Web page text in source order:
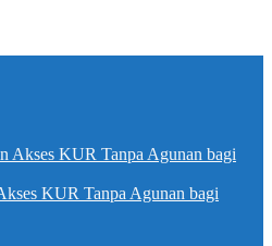
KUR Tanpa Agunan bagi